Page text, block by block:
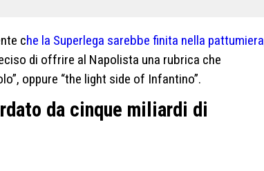
che la Superlega sarebbe finita nella pattumiera
di offrire al Napolista una rubrica che
oppure “the light side of Infantino”.
da cinque miliardi di